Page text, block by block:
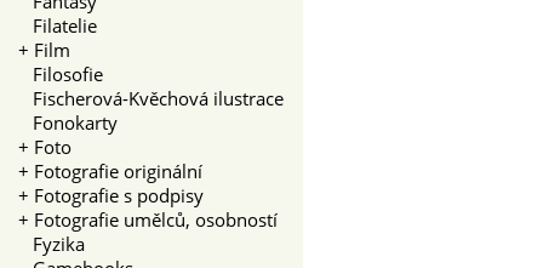
Filatelie
+ Film
Filosofie
Fischerová-Kvěchová ilustrace
Fonokarty
+ Foto
+ Fotografie originální
+ Fotografie s podpisy
+ Fotografie umělců, osobností
Fyzika